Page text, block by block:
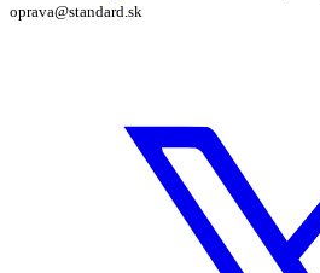
oprava@standard.sk